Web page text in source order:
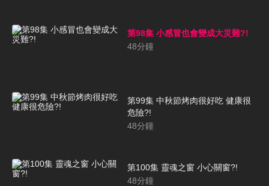
第98集 小感冒也會變成大災難?!
48分鐘
第99集 中秋節烤肉很好吃 健康很
危險?!
48分鐘
第100集 靈魂之窗 小心關窗?!
48分鐘